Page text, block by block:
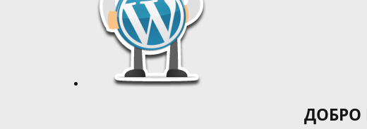
ДОБРО